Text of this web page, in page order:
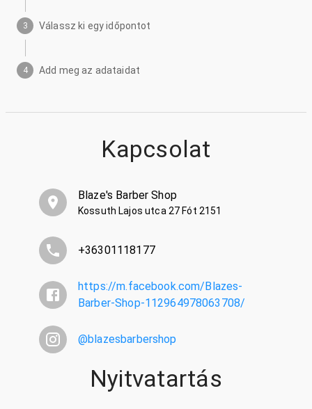
3 Válassz ki egy időpontot
4 Add meg az adataidat
Kapcsolat
Blaze's Barber Shop
Kossuth Lajos utca 27 Fót 2151
+36301118177
https://m.facebook.com/Blazes-
Barber-Shop-112964978063708/
@blazesbarbershop
Nyitvatartás